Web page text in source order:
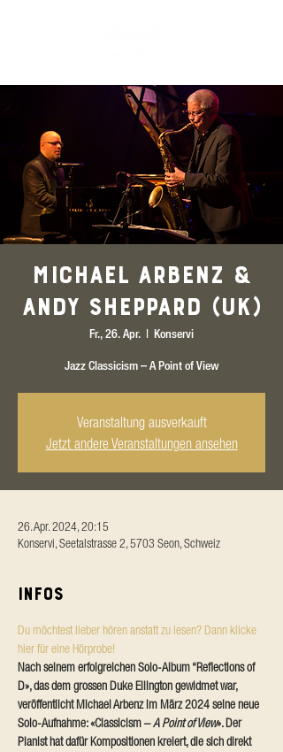
Michael Arbenz &
Andy Sheppard (UK)
Fr., 26. Apr.
  |
Konservi
Jazz Classicism – A Point of View
Veranstaltung ausverkauft
Jetzt andere Veranstaltungen ansehen
26. Apr. 2024, 20:15
Konservi, Seetalstrasse 2, 5703 Seon, Schweiz
Infos
Du möchtest lieber hören anstatt zu lesen? Dann klicke
hier für eine Hörprobe!
Nach seinem erfolgreichen Solo-Album “Reflections of
D», das dem grossen Duke Ellington gewidmet war,
veröffentlicht Michael Arbenz im März 2024 seine neue
Solo-Aufnahme: «Classicism – A Point of View». Der
Pianist hat dafür Kompositionen kreiert, die sich direkt